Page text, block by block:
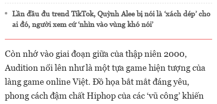
Lần đầu đu trend TikTok, Quỳnh Alee bị nói là ‘xách dép’ cho
ai đó, người xem cứ ‘nhìn vào vùng khó nói’
Còn nhớ vào giai đoạn giữa của thập niên 2000,
Audition nổi lên như là một tựa game hiện tượng của
làng game online Việt. Đồ họa bắt mắt đáng yêu,
phong cách đậm chất Hiphop của các ‘vũ công’ khiến